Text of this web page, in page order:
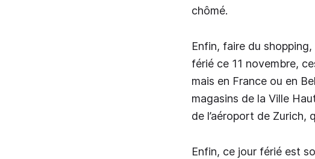
chômé.
Enfin, faire du
férié ce 11 novembre,
mais en France ou en
magasins de la Ville
de l’aéroport de Zurich,
Enfin, ce jour férié est